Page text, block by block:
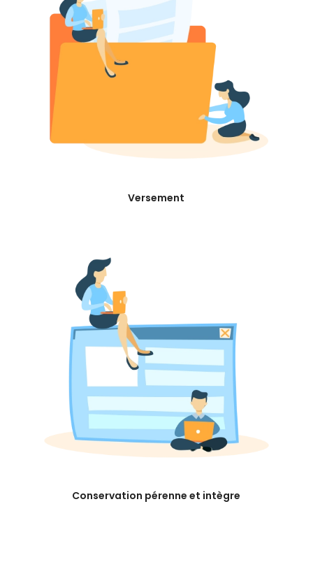
Versement
Conservation pérenne et intègre